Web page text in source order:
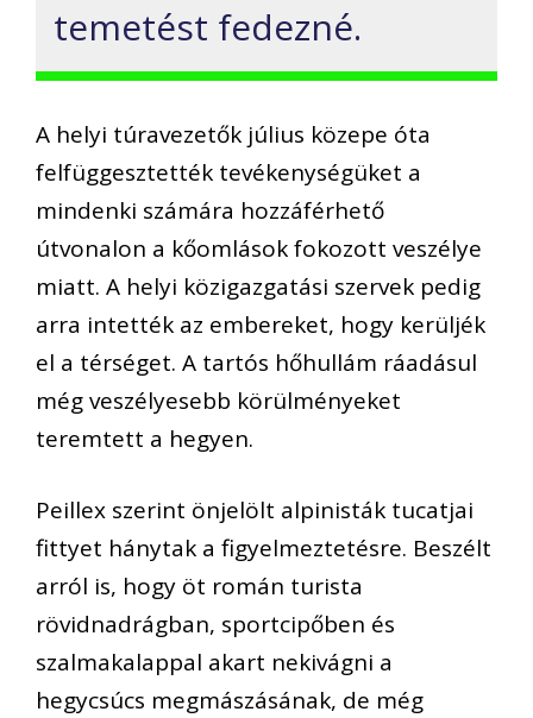
temetést fedezné.
A helyi túravezetők július közepe óta
felfüggesztették tevékenységüket a
mindenki számára hozzáférhető
útvonalon a kőomlások fokozott veszélye
miatt. A helyi közigazgatási szervek pedig
arra intették az embereket, hogy kerüljék
el a térséget. A tartós hőhullám ráadásul
még veszélyesebb körülményeket
teremtett a hegyen.
Peillex szerint önjelölt alpinisták tucatjai
fittyet hánytak a figyelmeztetésre. Beszélt
arról is, hogy öt román turista
rövidnadrágban, sportcipőben és
szalmakalappal akart nekivágni a
hegycsúcs megmászásának, de még